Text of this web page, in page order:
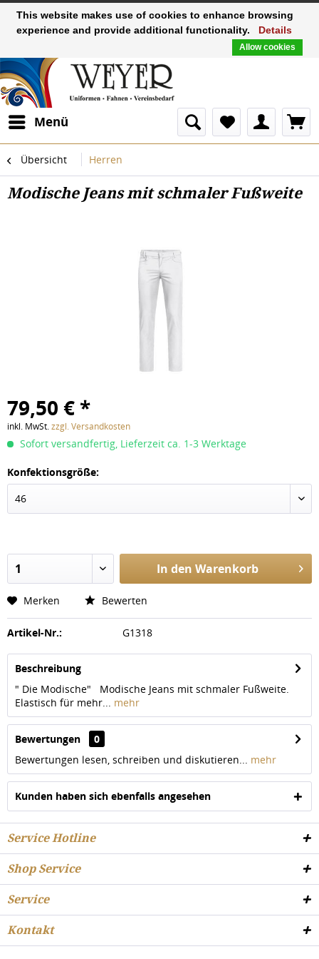
Menü
Übersicht Herren
Modische Jeans mit schmaler Fußweite
79,50 € *
inkl. MwSt.zzgl. Versandkosten
Sofort versandfertig, Lieferzeit ca. 1-3 Werktage
Konfektionsgröße:
In den Warenkorb
Merken Bewerten
Artikel-Nr.: G1318
Beschreibung
" Die Modische" Modische Jeans mit schmaler Fußweite.
Elastisch für mehr... mehr
Bewertungen
0
Bewertungen lesen, schreiben und diskutieren... mehr
Kunden haben sich ebenfalls angesehen
Service Hotline
Shop Service
Service
Kontakt
This website makes use of cookies to enhance browsing
experience and provide additional functionality.
Details
Allow cookies